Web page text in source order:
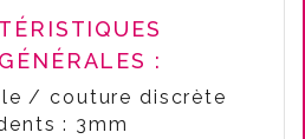
:
/ couture discrète
: 3mm